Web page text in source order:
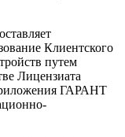
Клиентского
путем
Лицензиата
ГАРАНТ